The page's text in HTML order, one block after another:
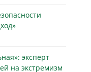
эксперт
на экстремизм